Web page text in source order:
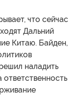
что сейчас
Дальний
Китаю. Байден,
наладить